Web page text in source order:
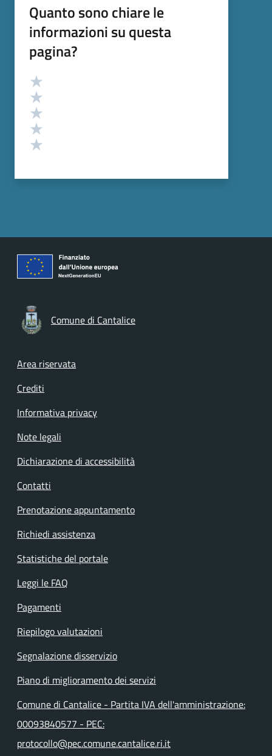
Quanto sono chiare le
informazioni su questa
pagina?
Valutazione
Comune di Cantalice
Footer menu
Area riservata
Crediti
Informativa privacy
Note legali
Dichiarazione di accessibilità
Contatti
Prenotazione appuntamento
Richiedi assistenza
Statistiche del portale
Leggi le FAQ
Pagamenti
Riepilogo valutazioni
Segnalazione disservizio
Piano di miglioramento dei servizi
Comune di Cantalice - Partita IVA dell'amministrazione:
00093840577 - PEC:
protocollo@pec.comune.cantalice.ri.it